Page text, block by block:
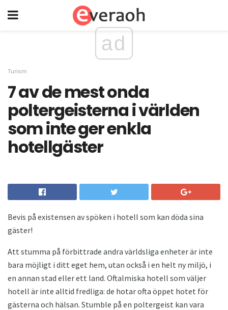
ad
Turism
7 av de mest onda
poltergeisterna i världen
som inte ger enkla
hotellgäster
Bevis på existensen av spöken i hotell som kan döda sina
gäster!
Att stumma på förbittrade andra världsliga enheter är inte
bara möjligt i ditt eget hem, utan också i en helt ny miljö, i
en annan stad eller ett land. Oftalmiska hotell som väljer
hotell är inte alltid fredliga: de hotar ofta öppet hotet för
gästerna och hälsan. Stumble på en poltergeist kan vara